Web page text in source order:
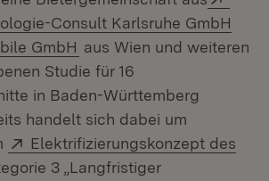
Consult Karlsruhe GmbH
neuem Fenster)
GmbH (Öffnet in neuem Fenster)
aus Wien und weiteren
Studie für 16
in Baden-Württemberg
handelt sich dabei um
Extern:
Elektrifizierungskonzept des
neuem Fenster)
3 „Langfristiger